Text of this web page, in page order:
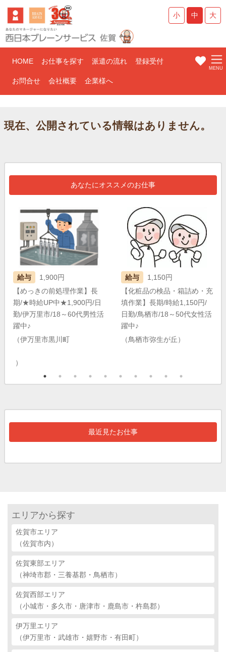
小 中 大
HOME お仕事を探す 派遣の流れ 登録受付
お問合せ 会社概要 企業様へ
エリアから探す
佐賀市エリア
（佐賀市内）
佐賀東部エリア
（神埼市郡・三養基郡・鳥栖市）
佐賀西部エリア
（小城市・多久市・唐津市・鹿島市・杵島郡）
伊万里エリア
（伊万里市・武雄市・嬉野市・有田町）
現在、公開されている情報はありません。
あなたにオススメのお仕事
給与
1,900円
【めっきの前処理作業】長
期/★時給UP中★1,900円/日
勤/伊万里市/18～60代男性活
躍中♪
（伊万里市黒川町
）
給与
1,150円
【化粧品の検品・箱詰め・充
填作業】長期/時給1,150円/
日勤/鳥栖市/18～50代女性活
躍中♪
（鳥栖市弥生が丘）
最近見たお仕事